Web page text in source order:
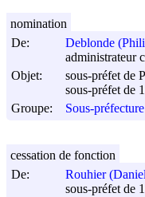
De:
Deblonde
administrateur
Objet:
sous-préfet de
sous-préfet de
Groupe:
Sous-
nomination
De:
Rouhier
sous-préfet de
cessation de fonction